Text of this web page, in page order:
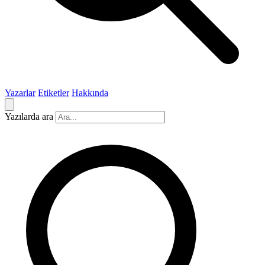
Yazarlar Etiketler Hakkında
Yazılarda ara